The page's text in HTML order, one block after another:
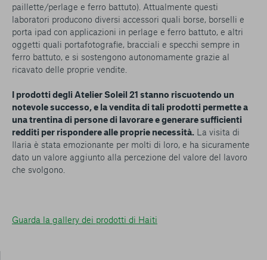
paillette/perlage e ferro battuto). Attualmente questi
laboratori producono diversi accessori quali borse, borselli e
porta ipad con applicazioni in perlage e ferro battuto, e altri
oggetti quali portafotografie, bracciali e specchi sempre in
ferro battuto, e si sostengono autonomamente grazie al
ricavato delle proprie vendite.
I prodotti degli Atelier Soleil 21 stanno riscuotendo un
notevole successo, e la vendita di tali prodotti permette a
una trentina di persone di lavorare e generare sufficienti
redditi per rispondere alle proprie necessità. La visita di
Ilaria è stata emozionante per molti di loro, e ha sicuramente
dato un valore aggiunto alla percezione del valore del lavoro
che svolgono.
Guarda la gallery dei prodotti di Haiti